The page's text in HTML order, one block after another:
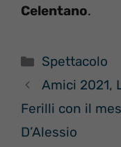
Celentano.
Categorie
Spettacolo
Amici 2021,
Ferilli con il
D’Alessio